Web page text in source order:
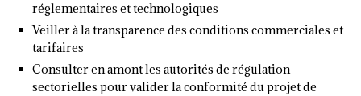
réglementaires et technologiques
Veiller à la transparence des conditions commerciales et
tarifaires
Consulter en amont les autorités de régulation
sectorielles pour valider la conformité du projet de